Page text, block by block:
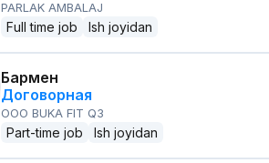
PARLAK AMBALAJ
Full time job Ish joyidan
Бармен
Договорная
OOO BUKA FIT Q3
Part-time job Ish joyidan